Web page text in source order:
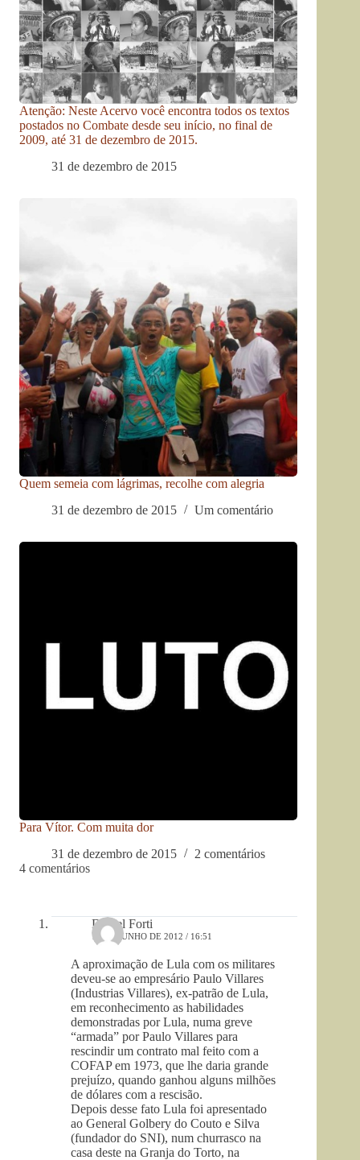
Atenção: Neste Acervo você encontra todos os textos
postados no Combate desde seu início, no final de
2009, até 31 de dezembro de 2015.
31 de dezembro de 2015
Quem semeia com lágrimas, recolhe com alegria
31 de dezembro de 2015
Um comentário
Para Vítor. Com muita dor
31 de dezembro de 2015
2 comentários
4 comentários
Daniel Forti
15 DE JUNHO DE 2012 / 16:51
A aproximação de Lula com os militares
deveu-se ao empresário Paulo Villares
(Industrias Villares), ex-patrão de Lula,
em reconhecimento as habilidades
demonstradas por Lula, numa greve
“armada” por Paulo Villares para
rescindir um contrato mal feito com a
COFAP em 1973, que lhe daria grande
prejuízo, quando ganhou alguns milhões
de dólares com a rescisão.
Depois desse fato Lula foi apresentado
ao General Golbery do Couto e Silva
(fundador do SNI), num churrasco na
casa deste na Granja do Torto, na